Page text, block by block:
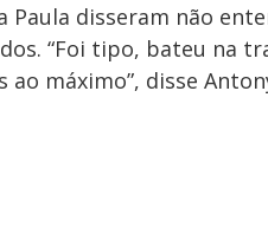
Paula disseram não
“Foi tipo, bateu na
máximo”, disse